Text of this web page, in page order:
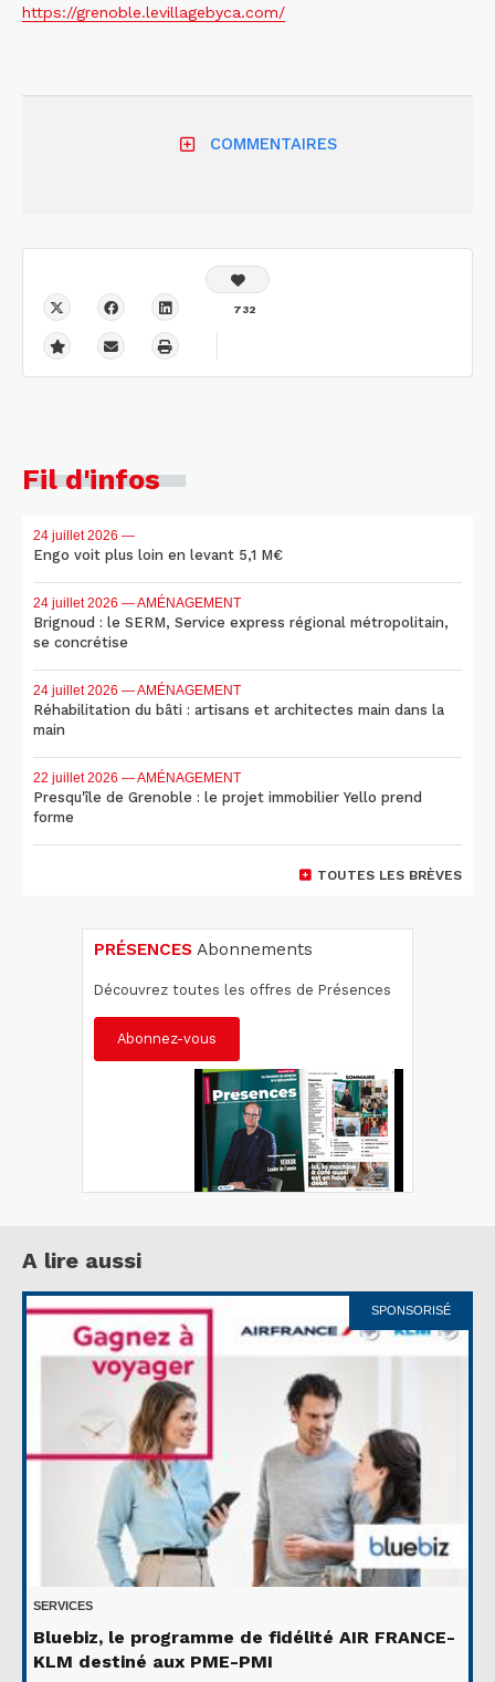
https://grenoble.levillagebyca.com/
COMMENTAIRES
732
Fil d'infos
24 juillet 2026 —
Engo voit plus loin en levant 5,1 M€
24 juillet 2026 — AMÉNAGEMENT
Brignoud : le SERM, Service express régional métropolitain,
se concrétise
24 juillet 2026 — AMÉNAGEMENT
Réhabilitation du bâti : artisans et architectes main dans la
main
22 juillet 2026 — AMÉNAGEMENT
Presqu'île de Grenoble : le projet immobilier Yello prend
forme
TOUTES LES BRÈVES
PRÉSENCES Abonnements
Découvrez toutes les offres de Présences
Abonnez-vous
A lire aussi
SPONSORISÉ
SERVICES
Bluebiz, le programme de fidélité AIR FRANCE-
KLM destiné aux PME-PMI